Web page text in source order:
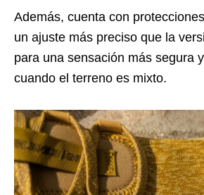
Además, cuenta con
un ajuste más preciso que la
para una sensación más segura
cuando el terreno es mixto.